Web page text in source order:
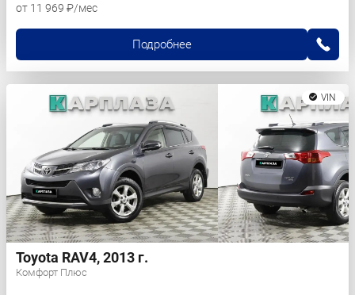
от 11 969 ₽/мес
Подробнее
VIN
Toyota RAV4, 2013 г.
Комфорт Плюс